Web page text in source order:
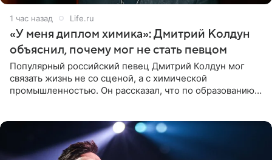
1 час назад Life.ru
«У меня диплом химика»: Дмитрий Колдун
объяснил, почему мог не стать певцом
Популярный российский певец Дмитрий Колдун мог
связать жизнь не со сценой, а с химической
промышленностью. Он рассказал, что по образованию